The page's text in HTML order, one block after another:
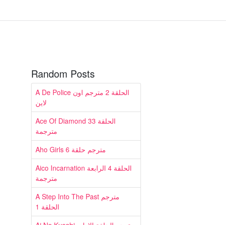
Random Posts
A De Police الحلقة 2 مترجم اون
لاين
Ace Of Diamond الحلقة 33
مترجمة
Aho Girls مترجم حلقة 6
Aico Incarnation الحلقة 4 الرابعة
مترجمة
A Step Into The Past مترجم
الحلقة 1